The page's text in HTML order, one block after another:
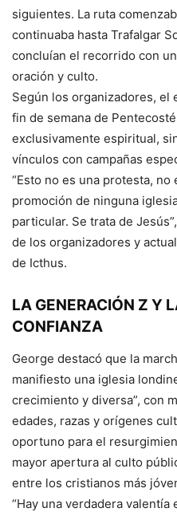
siguientes. La ruta
continuaba hasta Trafalgar
concluían el recorrido con
oración y culto.
Según los organizadores, el
fin de semana de
exclusivamente espiritual,
vínculos con campañas
“Esto no es una protesta,
promoción de ninguna
particular. Se trata de
de los organizadores y
de Icthus.
LA GENERACIÓN Z Y
CONFIANZA
George destacó que la
manifiesto una iglesia
crecimiento y diversa”, con
edades, razas y orígenes
oportuno para el
mayor apertura al culto
entre los cristianos más
“Hay una verdadera